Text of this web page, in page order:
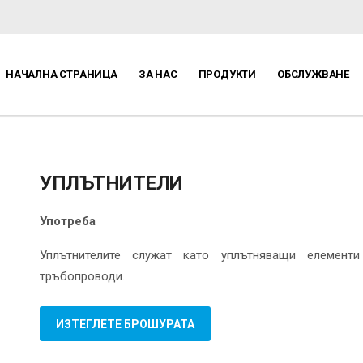
НАЧАЛНА СТРАНИЦА ЗА НАС ПРОДУКТИ ОБСЛУЖВАНЕ
УПЛЪТНИТЕЛИ
Употреба
Уплътнителите служат като уплътняващи
тръбопроводи.
ИЗТЕГЛЕТЕ БРОШУРАТА